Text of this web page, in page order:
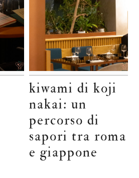
kiwami di koji
nakai: un
percorso di
sapori tra roma
e giappone